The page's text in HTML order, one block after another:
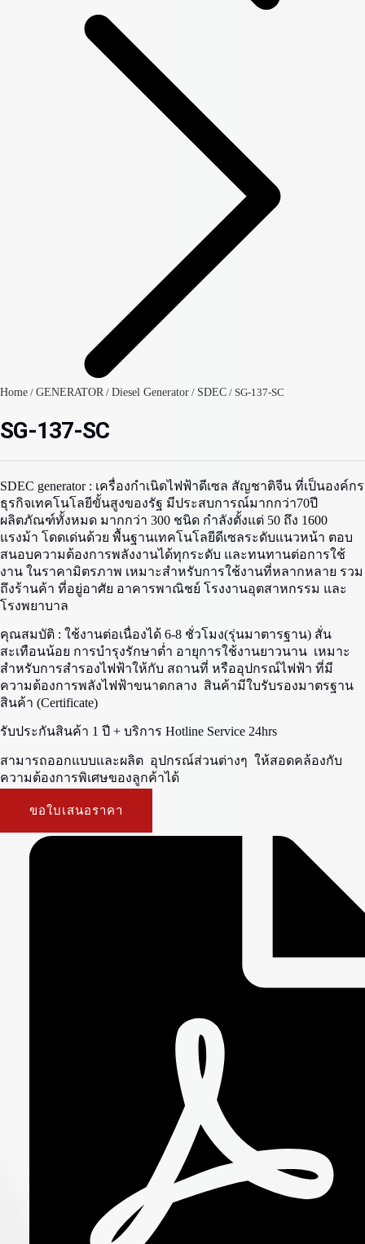
Home / GENERATOR / Diesel Generator / SDEC / SG-137-SC
SG-137-SC
SDEC generator : เครื่องกำเนิดไฟฟ้าดีเซล สัญชาติจีน ที่เป็นองค์กร
ธุรกิจเทคโนโลยีขั้นสูงของรัฐ มีประสบการณ์มากกว่า70ปี
ผลิตภัณฑ์ทั้งหมด มากกว่า 300 ชนิด กำลังตั้งแต่ 50 ถึง 1600
แรงม้า โดดเด่นด้วย พื้นฐานเทคโนโลยีดีเซลระดับแนวหน้า ตอบ
สนอบความต้องการพลังงานได้ทุกระดับ และทนทานต่อการใช้
งาน ในราคามิตรภาพ เหมาะสำหรับการใช้งานที่หลากหลาย รวม
ถึงร้านค้า ที่อยู่อาศัย อาคารพาณิชย์ โรงงานอุตสาหกรรม และ
โรงพยาบาล
คุณสมบัติ : ใช้งานต่อเนื่องได้ 6-8 ชั่วโมง(รุ่นมาตารฐาน) สั่น
สะเทือนน้อย การบำรุงรักษาต่ำ อายุการใช้งานยาวนาน เหมาะ
สำหรับการสำรองไฟฟ้าให้กับ สถานที่ หรืออุปกรณ์ไฟฟ้า ที่มี
ความต้องการพลังไฟฟ้าขนาดกลาง สินค้ามีใบรับรองมาตรฐาน
สินค้า (Certificate)
รับประกันสินค้า 1 ปี + บริการ Hotline Service 24hrs
สามารถออกแบบและผลิต อุปกรณ์ส่วนต่างๆ ให้สอดคล้องกับ
ความต้องการพิเศษของลูกค้าได้
ขอใบเสนอราคา